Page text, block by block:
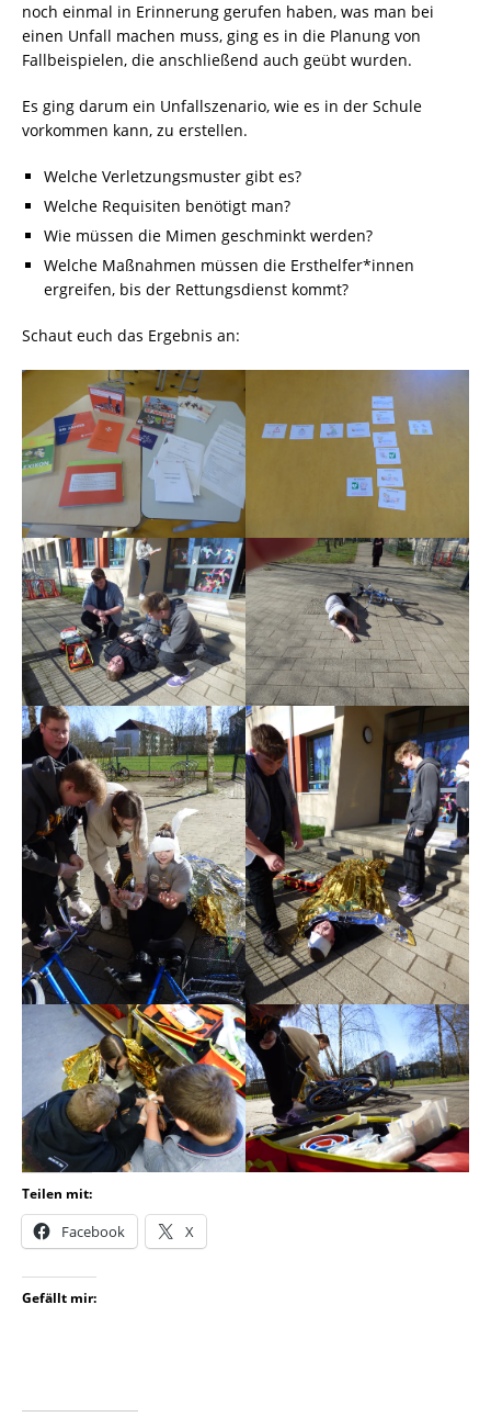
noch einmal in Erinnerung gerufen haben, was man bei
einen Unfall machen muss, ging es in die Planung von
Fallbeispielen, die anschließend auch geübt wurden.
Es ging darum ein Unfallszenario, wie es in der Schule
vorkommen kann, zu erstellen.
Welche Verletzungsmuster gibt es?
Welche Requisiten benötigt man?
Wie müssen die Mimen geschminkt werden?
Welche Maßnahmen müssen die Ersthelfer*innen
ergreifen, bis der Rettungsdienst kommt?
Schaut euch das Ergebnis an:
Teilen mit:
Facebook X
Gefällt mir: